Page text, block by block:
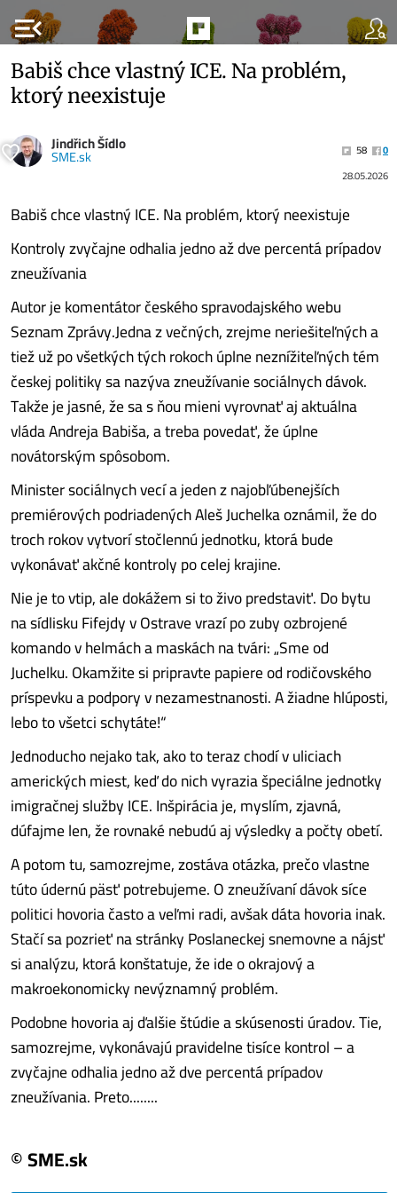
menu_open
Babiš chce vlastný ICE. Na problém,
ktorý neexistuje
Jindřich Šídlo
SME.sk 58
0
28.05.2026
Babiš chce vlastný ICE. Na problém, ktorý neexistuje
Kontroly zvyčajne odhalia jedno až dve percentá prípadov
zneužívania
Autor je komentátor českého spravodajského webu
Seznam Zprávy.Jedna z večných, zrejme neriešiteľných a
tiež už po všetkých tých rokoch úplne neznížiteľných tém
českej politiky sa nazýva zneužívanie sociálnych dávok.
Takže je jasné, že sa s ňou mieni vyrovnať aj aktuálna
vláda Andreja Babiša, a treba povedať, že úplne
novátorským spôsobom.
Minister sociálnych vecí a jeden z najobľúbenejších
premiérových podriadených Aleš Juchelka oznámil, že do
troch rokov vytvorí stočlennú jednotku, ktorá bude
vykonávať akčné kontroly po celej krajine.
Nie je to vtip, ale dokážem si to živo predstaviť. Do bytu
na sídlisku Fifejdy v Ostrave vrazí po zuby ozbrojené
komando v helmách a maskách na tvári: „Sme od
Juchelku. Okamžite si pripravte papiere od rodičovského
príspevku a podpory v nezamestnanosti. A žiadne hlúposti,
lebo to všetci schytáte!“
Jednoducho nejako tak, ako to teraz chodí v uliciach
amerických miest, keď do nich vyrazia špeciálne jednotky
imigračnej služby ICE. Inšpirácia je, myslím, zjavná,
dúfajme len, že rovnaké nebudú aj výsledky a počty obetí.
A potom tu, samozrejme, zostáva otázka, prečo vlastne
túto údernú päsť potrebujeme. O zneužívaní dávok síce
politici hovoria často a veľmi radi, avšak dáta hovoria inak.
Stačí sa pozrieť na stránky Poslaneckej snemovne a nájsť
si analýzu, ktorá konštatuje, že ide o okrajový a
makroekonomicky nevýznamný problém.
Podobne hovoria aj ďalšie štúdie a skúsenosti úradov. Tie,
samozrejme, vykonávajú pravidelne tisíce kontrol – a
zvyčajne odhalia jedno až dve percentá prípadov
zneužívania. Preto........
© SME.sk